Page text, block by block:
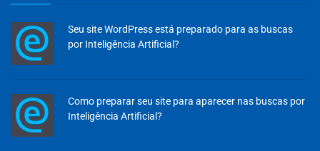
Seu site WordPress está preparado para as buscas
por Inteligência Artificial?
Como preparar seu site para aparecer nas buscas por
Inteligência Artificial?